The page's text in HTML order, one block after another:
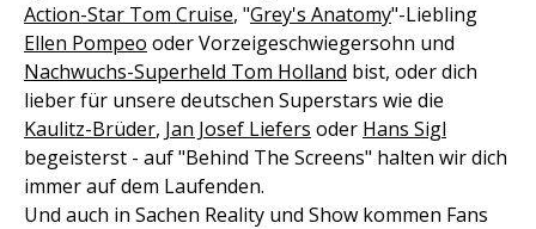
Action-Star Tom Cruise, "Grey's Anatomy"-Liebling
Ellen Pompeo oder Vorzeigeschwiegersohn und
Nachwuchs-Superheld Tom Holland bist, oder dich
lieber für unsere deutschen Superstars wie die
Kaulitz-Brüder, Jan Josef Liefers oder Hans Sigl
begeisterst - auf "Behind The Screens" halten wir dich
immer auf dem Laufenden.
Und auch in Sachen Reality und Show kommen Fans